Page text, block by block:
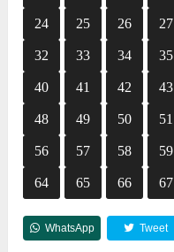
24 25 26 27
32 33 34 35
40 41 42 43
48 49 50 51
56 57 58 59
64 65 66 67
WhatsApp Tweet